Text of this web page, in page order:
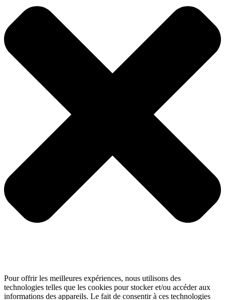
Pour offrir les meilleures expériences, nous utilisons des
technologies telles que les cookies pour stocker et/ou accéder aux
informations des appareils. Le fait de consentir à ces technologies